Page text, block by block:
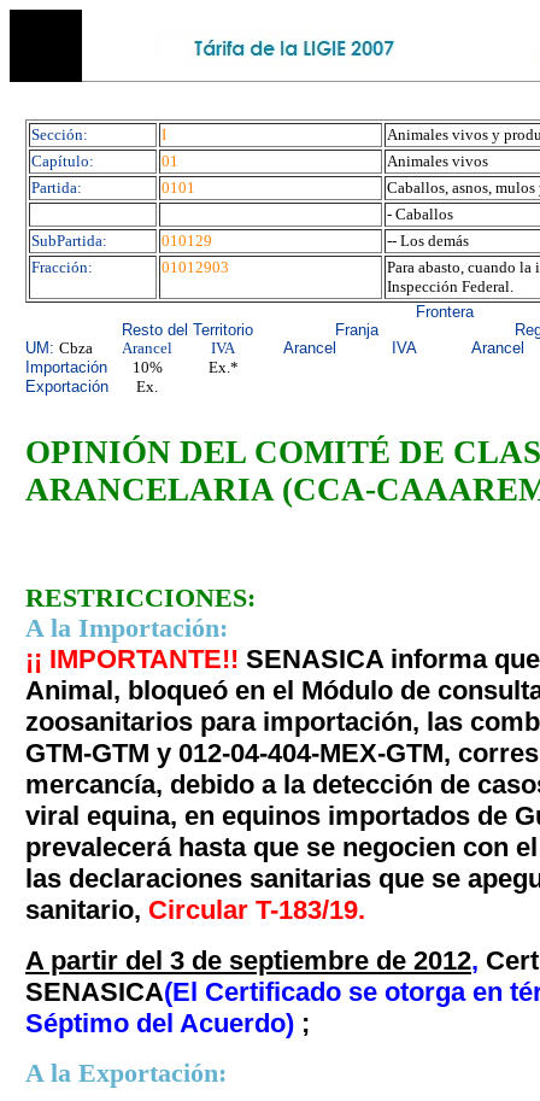
Sección: I
Animales vivos y
Capítulo:
01
Animales vivos
Partida:
0101
Caballos, asnos,
- Caballos
SubPartida:
010129
-- Los demás
Fracción:
01012903
Para abasto, cuando
Inspección Federal.
Frontera
Resto del Territorio
Franja
UM: Cbza Arancel IVA Arancel IVA
Arancel
Importación
10%
Ex.*
Exportación
Ex.
OPINIÓN DEL COMITÉ DE
ARANCELARIA (CCA-
RESTRICCIONES:
A la Importación:
¡¡ IMPORTANTE!! SENASICA informa
Animal, bloqueó en el Módulo de
zoosanitarios para importación, las
GTM-GTM y 012-04-404-MEX-GTM,
mercancía, debido a la detección de
viral equina, en equinos importados de
prevalecerá hasta que se negocien con
las declaraciones sanitarias que se
sanitario, Circular T-183/19.
A partir del 3 de septiembre de 2012,
SENASICA(El Certificado se otorga en
Séptimo del Acuerdo) ;
A la Exportación: